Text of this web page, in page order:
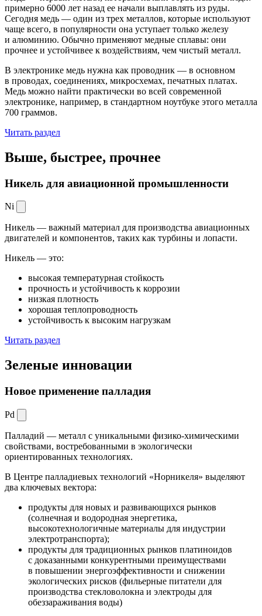
примерно 6000 лет назад ее начали выплавлять из руды.
Сегодня медь — один из трех металлов, которые используют
чаще всего, в популярности она уступает только железу
и алюминию. Обычно применяют медные сплавы: они
прочнее и устойчивее к воздействиям, чем чистый металл.
В электронике медь нужна как проводник — в основном
в проводах, соединениях, микросхемах, печатных платах.
Медь можно найти практически во всей современной
электронике, например, в стандартном ноутбуке этого металла
700 граммов.
Читать раздел
Выше, быстрее, прочнее
Никель для авиационной промышленности
Ni
Никель — важный материал для производства авиационных
двигателей и компонентов, таких как турбины и лопасти.
Никель — это:
высокая температурная стойкость
прочность и устойчивость к коррозии
низкая плотность
хорошая теплопроводность
устойчивость к высоким нагрузкам
Читать раздел
Зеленые инновации
Новое применение палладия
Pd
Палладий — металл с уникальными физико-химическими
свойствами, востребованными в экологически
ориентированных технологиях.
В Центре палладиевых технологий «Норникеля» выделяют
два ключевых вектора:
продукты для новых и развивающихся рынков
(солнечная и водородная энергетика,
высокотехнологичные материалы для индустрии
электротранспорта);
продукты для традиционных рынков платиноидов
с доказанными конкурентными преимуществами
в повышении энергоэффективности и снижении
экологических рисков (фильерные питатели для
производства стекловолокна и электроды для
обеззараживания воды)